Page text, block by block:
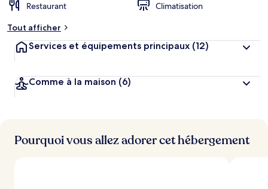
Restaurant
Climatisation
Tout afficher
Services et équipements principaux (12)
Comme à la maison (6)
Pourquoi vous allez adorer cet hébergement